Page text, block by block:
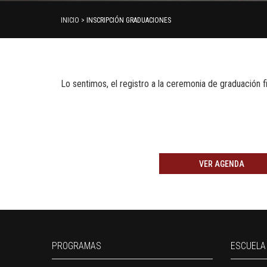
INICIO > INSCRIPCIÓN GRADUACIONES
Lo sentimos, el registro a la ceremonia de graduación
VER AGENDA
PROGRAMAS